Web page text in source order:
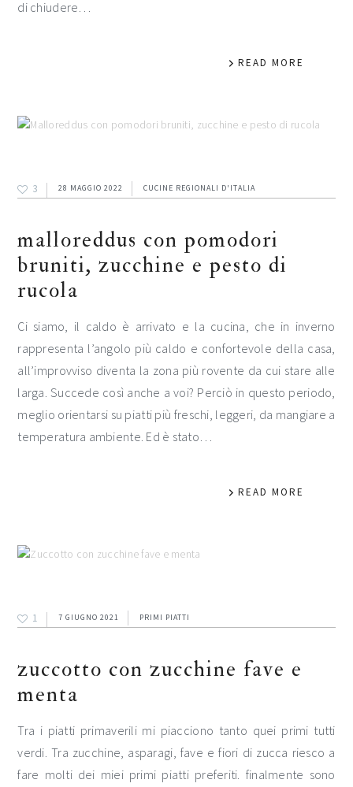
di chiudere…
READ MORE
3 28 MAGGIO 2022 CUCINE REGIONALI D'ITALIA
malloreddus con pomodori
bruniti, zucchine e pesto di
rucola
Ci siamo, il caldo è arrivato e la cucina, che in inverno
rappresenta l’angolo più caldo e confortevole della casa,
all’improvviso diventa la zona più rovente da cui stare alle
larga. Succede così anche a voi? Perciò in questo periodo,
meglio orientarsi su piatti più freschi, leggeri, da mangiare a
temperatura ambiente. Ed è stato…
READ MORE
1 7 GIUGNO 2021 PRIMI PIATTI
zuccotto con zucchine fave e
menta
Tra i piatti primaverili mi piacciono tanto quei primi tutti
verdi. Tra zucchine, asparagi, fave e fiori di zucca riesco a
fare molti dei miei primi piatti preferiti. finalmente sono